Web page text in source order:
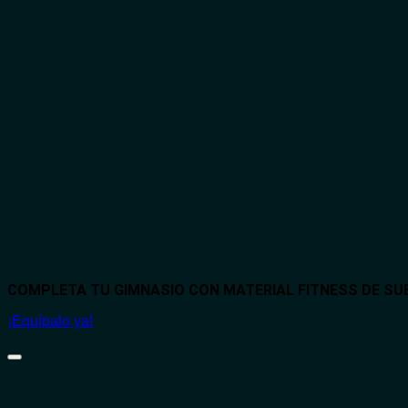
COMPLETA TU GIMNASIO CON MATERIAL FITNESS DE
¡Equípalo ya!